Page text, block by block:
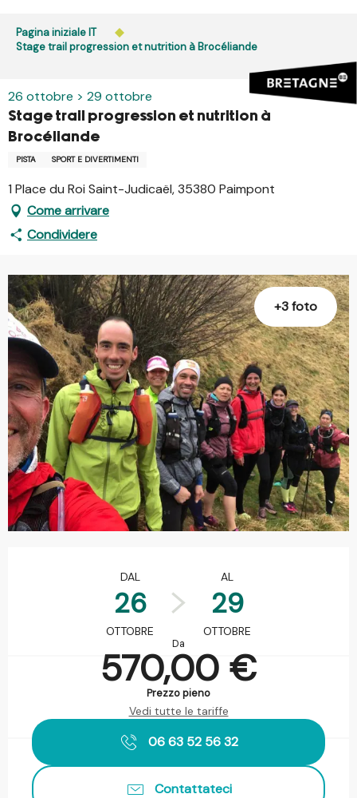
contenu
Pagina iniziale IT
Stage trail progression et nutrition à Brocéliande
26 ottobre > 29 ottobre
Stage trail progression et nutrition à
Brocéliande
PISTA SPORT E DIVERTIMENTI
1 Place du Roi Saint-Judicaël, 35380 Paimpont
Come arrivare
Condividere
+3 foto
DAL
26
OTTOBRE
AL
29
OTTOBRE
Da
570,00 €
Prezzo pieno
Vedi tutte le tariffe
06 63 52 56 32
Contattateci